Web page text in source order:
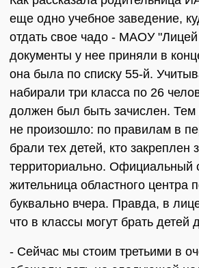
еще одно учебное заведение,
отдать свое чадо - МАОУ
документы у нее приняли в
она была по списку 55-й.
набирали три класса по 26
должен был быть зачислен. Тем
не произошло: по правилам в
брали тех детей, кто закреплен
территориально. Официальный
жительница областного центра
буквально вчера. Правда, в
что в классы могут брать детей
- Сейчас мы стоим третьими в